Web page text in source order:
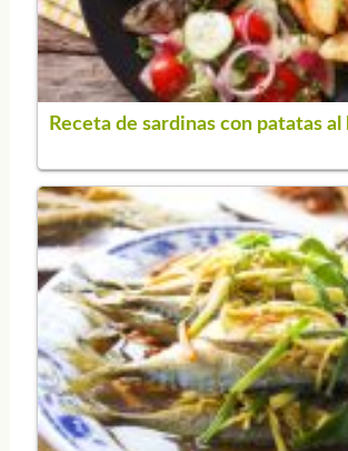
Receta de sardinas con patatas al